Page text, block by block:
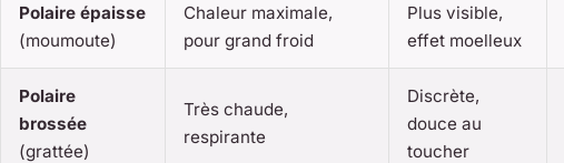
Polaire épaisse
(moumoute)
Chaleur maximale,
pour grand froid
Plus visible,
effet moelleux
Polaire
brossée
(grattée)
Très chaude,
respirante
Discrète,
douce au
toucher